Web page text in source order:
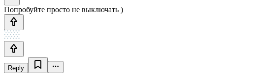
Попробуйте просто не выключать )
Reply